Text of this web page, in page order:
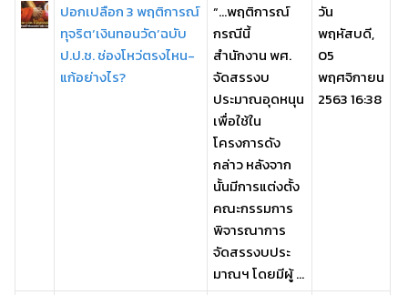
ปอกเปลือก 3 พฤติการณ์
ทุจริต‘เงินทอนวัด’ฉบับ
ป.ป.ช. ช่องโหว่ตรงไหน-
แก้อย่างไร?
“...พฤติการณ์
กรณีนี้
สำนักงาน พศ.
จัดสรรงบ
ประมาณอุดหนุน
เพื่อใช้ใน
โครงการดัง
กล่าว หลังจาก
นั้นมีการแต่งตั้ง
คณะกรรมการ
พิจารณาการ
จัดสรรงบประ
มาณฯ โดยมีผู้ ...
วัน
พฤหัสบดี,
05
พฤศจิกายน
2563 16:38